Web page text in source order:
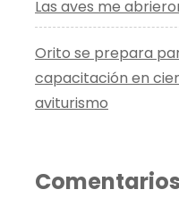
Las aves me
Orito se prepara
capacitación en
aviturismo